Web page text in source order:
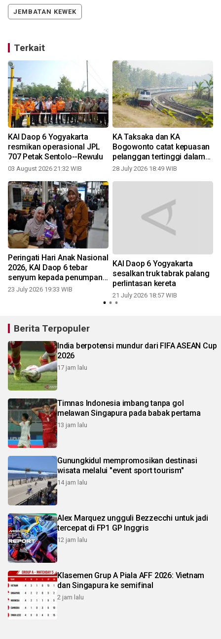
JEMBATAN KEWEK
Terkait
KAI Daop 6 Yogyakarta
resmikan operasional JPL
707 Petak Sentolo--Rewulu
03 August 2026 21:32 WIB
KA Taksaka dan KA
Bogowonto catat kepuasan
pelanggan tertinggi dalam
CSI Semester 1 2026
28 July 2026 18:49 WIB
Peringati Hari Anak Nasional
2026, KAI Daop 6 tebar
senyum kepada penumpang
cilik di Stasiun Yogyakarta
23 July 2026 19:33 WIB
KAI Daop 6 Yogyakarta
sesalkan truk tabrak palang
perlintasan kereta
21 July 2026 18:57 WIB
Berita Terpopuler
India berpotensi mundur dari FIFA ASEAN Cup
2026
17 jam lalu
Timnas Indonesia imbang tanpa gol
melawan Singapura pada babak pertama
13 jam lalu
Gunungkidul mempromosikan destinasi
wisata melalui "event sport tourism"
14 jam lalu
Alex Marquez ungguli Bezzecchi untuk jadi
tercepat di FP1 GP Inggris
12 jam lalu
Klasemen Grup A Piala AFF 2026: Vietnam
dan Singapura ke semifinal
2 jam lalu